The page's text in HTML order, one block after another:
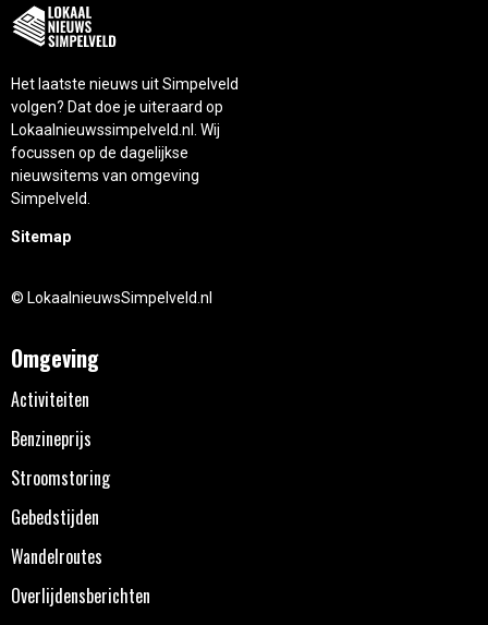
Het laatste nieuws uit Simpelveld
volgen? Dat doe je uiteraard op
Lokaalnieuwssimpelveld.nl. Wij
focussen op de dagelijkse
nieuwsitems van omgeving
Simpelveld.
Sitemap
© LokaalnieuwsSimpelveld.nl
Omgeving
Activiteiten
Benzineprijs
Stroomstoring
Gebedstijden
Wandelroutes
Overlijdensberichten